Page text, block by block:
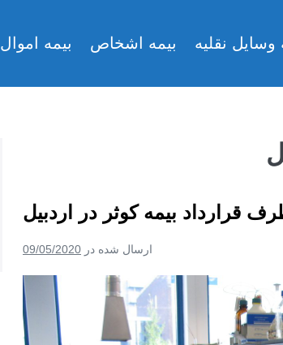
وسایل نقلیه بیمه اشخاص بیمه اموال
قرارداد بیمه کوثر در اردبیل
ارسال شده در 09/05/2020